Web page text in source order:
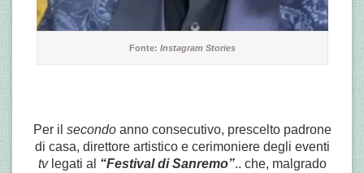
Fonte: Instagram Stories
Per il secondoanno consecutivo, prescelto padrone
di casa, direttore artistico e cerimoniere degli eventi
tv legati al “Festival di Sanremo”.. che, malgrado